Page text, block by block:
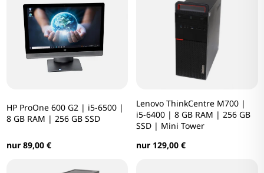
HP ProOne 600 G2 | i5-6500 |
8 GB RAM | 256 GB SSD
nur 89,00 €
Lenovo ThinkCentre M700 |
i5-6400 | 8 GB RAM | 256 GB
SSD | Mini Tower
nur 129,00 €